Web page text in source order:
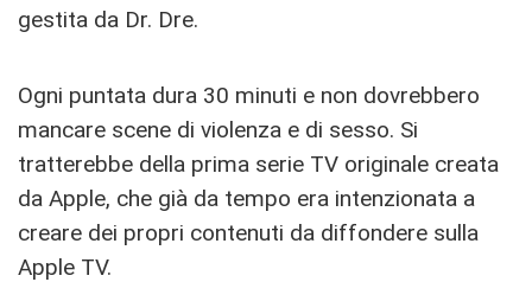
gestita da Dr. Dre.
Ogni puntata dura 30 minuti e non dovrebbero
mancare scene di violenza e di sesso. Si
tratterebbe della prima serie TV originale creata
da Apple, che già da tempo era intenzionata a
creare dei propri contenuti da diffondere sulla
Apple TV.